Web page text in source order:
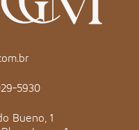
5930
Bueno, 1